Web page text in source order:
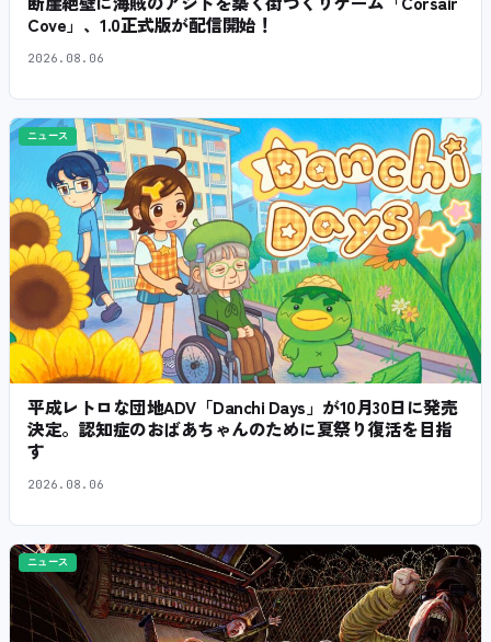
Cove」、1.0正式版が配信開始！
2026.08.06
ニュース
平成レトロな団地ADV「Danchi Days」が10月30日に発売
決定。認知症のおばあちゃんのために夏祭り復活を目指
す
2026.08.06
ニュース